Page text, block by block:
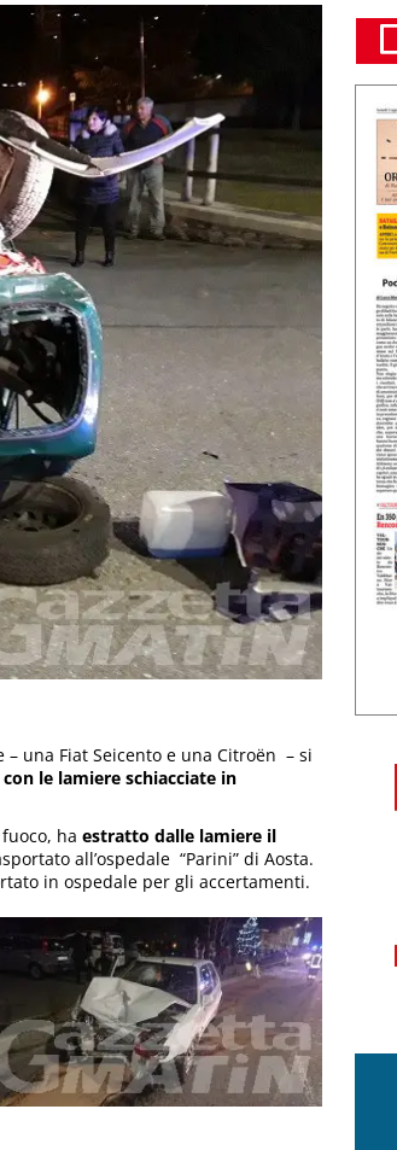
una Fiat Seicento e una Citroën – si
le lamiere schiacciate in
ha estratto dalle lamiere il
all’ospedale “Parini” di Aosta.
in ospedale per gli accertamenti.